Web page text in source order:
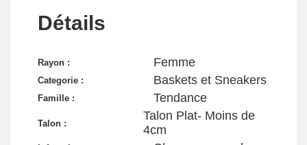
Détails
Rayon : Femme
Categorie : Baskets et Sneakers
Famille : Tendance
Talon :
Talon Plat- Moins de
4cm